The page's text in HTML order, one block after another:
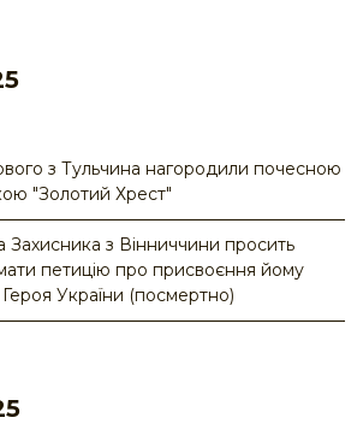
з Тульчина нагородили почесною
"Золотий Хрест"
Захисника з Вінниччини просить
петицію про присвоєння йому
України (посмертно)